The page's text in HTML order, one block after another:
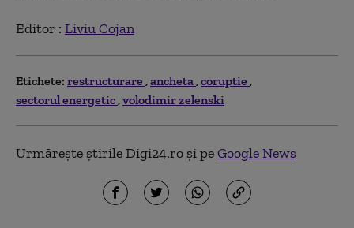
Editor : Liviu Cojan
Etichete: restructurare ancheta coruptie
sectorul energetic volodimir zelenski
Urmărește știrile Digi24.ro și peGoogle News